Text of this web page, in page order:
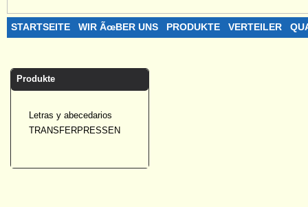
STARTSEITE WIR ÃœBER UNS PRODUKTE VERTEILER
Produkte
Letras y abecedarios
TRANSFERPRESSEN